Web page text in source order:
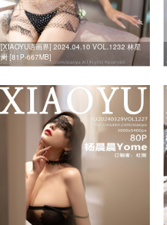
[XIAOYU语画界] 2024.04.10 VOL.1232 林星
阑 [81P-667MB]